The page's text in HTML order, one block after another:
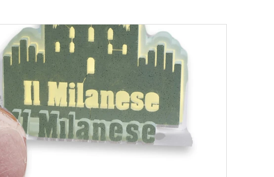
di Pulizia Metalmeccanica Moda
oggettistica Strumenti musicali
industriali hi tech Sicurezza Lavoro